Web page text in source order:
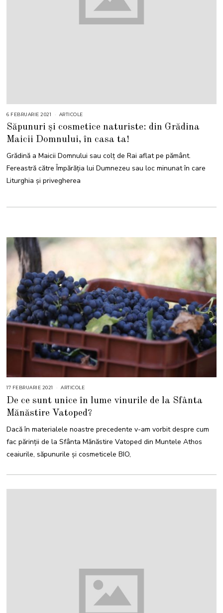
6 FEBRUARIE 2021 ARTICOLE
Săpunuri și cosmetice naturiste: din Grădina
Maicii Domnului, în casa ta!
Grădină a Maicii Domnului sau colț de Rai aflat pe pământ.
Fereastră către Împărăția lui Dumnezeu sau loc minunat în care
Liturghia și privegherea
17 FEBRUARIE 2021
A
2
0
1
ARTICOLE
De ce sunt unice în lume vinurile de la Sfânta
Mănăstire Vatoped?
Dacă în materialele noastre precedente v-am vorbit despre cum
fac părinții de la Sfânta Mănăstire Vatoped din Muntele Athos
ceaiurile, săpunurile și cosmeticele BIO,